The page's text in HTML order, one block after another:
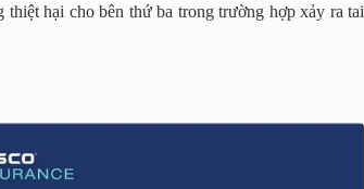
hại cho bên thứ ba trong trường hợp xảy ra tai